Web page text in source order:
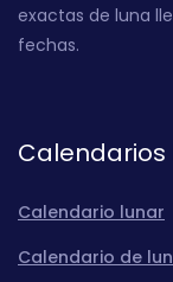
exactas de luna
fechas.
Calendarios
Calendario lunar
Calendario de